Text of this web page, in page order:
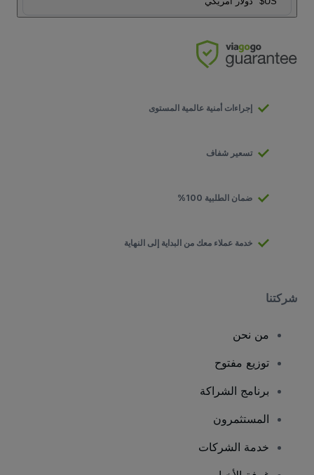
إجراءات أمنية عالمية المستوى
تسعير شفاف
ضمان الطلبية 100%
خدمة عملاء معك من البداية إلى النهاية
شركتنا
من نحن
توزيع مفتوح
برنامج الشراكة
المستثمرون
خدمة الشركات